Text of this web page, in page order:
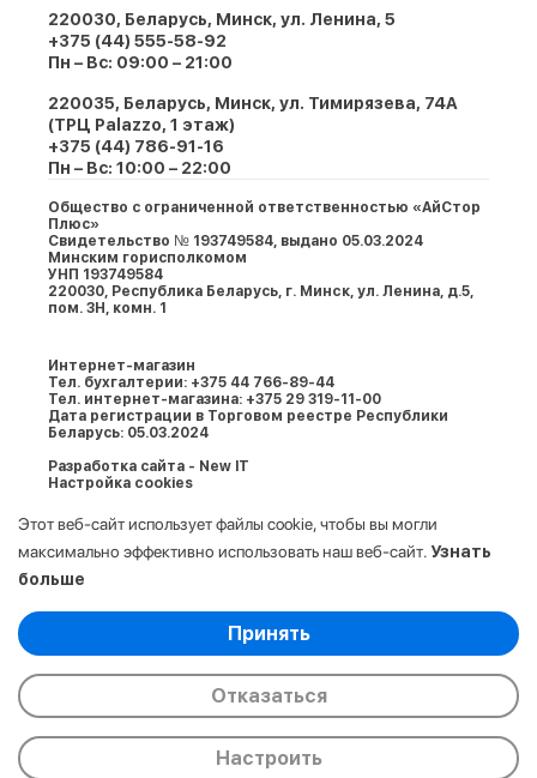
220030, Беларусь, Минск, ул. Ленина, 5
+375 (44) 555-58-92
Пн – Вс: 09:00 – 21:00
220035, Беларусь, Минск, ул. Тимирязева, 74A
(ТРЦ Palazzo, 1 этаж)
+375 (44) 786-91-16
Пн – Вс: 10:00 – 22:00
Общество с ограниченной ответственностью «АйСтор
Плюс»
Свидетельство № 193749584, выдано 05.03.2024
Минским горисполкомом
УНП 193749584
220030, Республика Беларусь, г. Минcк, ул. Ленина, д.5,
пом. 3Н, комн. 1
Интернет-магазин
Тел. бухгалтерии: +375 44 766-89-44
Тел. интернет-магазина: +375 29 319-11-00
Дата регистрации в Торговом реестре Республики
Беларусь: 05.03.2024
Разработка сайта - New IT
Настройка cookies
193749584. Все права защищены.
Этот веб-сайт использует файлы cookie, чтобы вы могли
максимально эффективно использовать наш веб-сайт. Узнать
больше
Выберите настройки cookie
Аналитические/Функциональные
Принять
Отказаться
Настроить